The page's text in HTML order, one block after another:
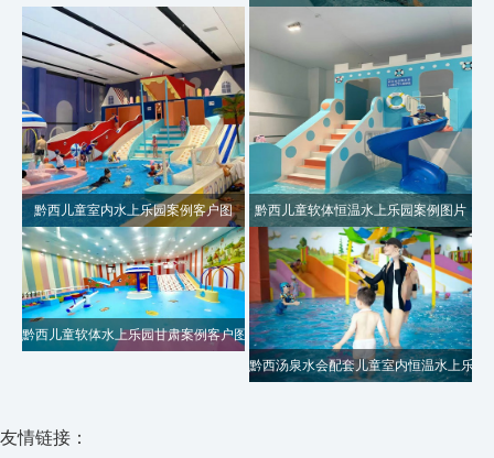
黔西儿童室内水上乐园案例客户图 黔西儿童软体恒温水上乐园案例图片
黔西儿童软体水上乐园甘肃案例客户图
黔西汤泉水会配套儿童室内恒温水上乐园
友情链接：